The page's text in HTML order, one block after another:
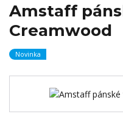
Amstaff
Creamwood
Novinka